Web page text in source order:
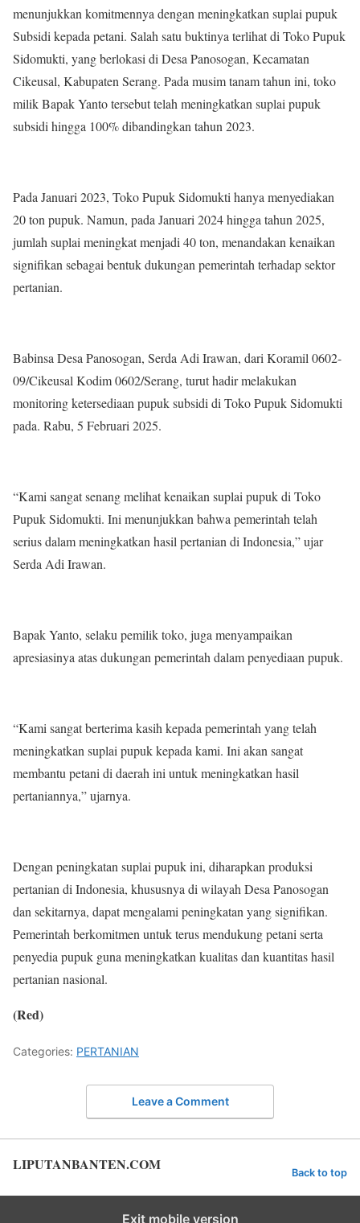
menunjukkan komitmennya dengan meningkatkan suplai pupuk
Subsidi kepada petani. Salah satu buktinya terlihat di Toko Pupuk
Sidomukti, yang berlokasi di Desa Panosogan, Kecamatan
Cikeusal, Kabupaten Serang. Pada musim tanam tahun ini, toko
milik Bapak Yanto tersebut telah meningkatkan suplai pupuk
subsidi hingga 100% dibandingkan tahun 2023.
Pada Januari 2023, Toko Pupuk Sidomukti hanya menyediakan
20 ton pupuk. Namun, pada Januari 2024 hingga tahun 2025,
jumlah suplai meningkat menjadi 40 ton, menandakan kenaikan
signifikan sebagai bentuk dukungan pemerintah terhadap sektor
pertanian.
Babinsa Desa Panosogan, Serda Adi Irawan, dari Koramil 0602-
09/Cikeusal Kodim 0602/Serang, turut hadir melakukan
monitoring ketersediaan pupuk subsidi di Toko Pupuk Sidomukti
pada. Rabu, 5 Februari 2025.
“Kami sangat senang melihat kenaikan suplai pupuk di Toko
Pupuk Sidomukti. Ini menunjukkan bahwa pemerintah telah
serius dalam meningkatkan hasil pertanian di Indonesia,” ujar
Serda Adi Irawan.
Bapak Yanto, selaku pemilik toko, juga menyampaikan
apresiasinya atas dukungan pemerintah dalam penyediaan pupuk.
“Kami sangat berterima kasih kepada pemerintah yang telah
meningkatkan suplai pupuk kepada kami. Ini akan sangat
membantu petani di daerah ini untuk meningkatkan hasil
pertaniannya,” ujarnya.
Dengan peningkatan suplai pupuk ini, diharapkan produksi
pertanian di Indonesia, khususnya di wilayah Desa Panosogan
dan sekitarnya, dapat mengalami peningkatan yang signifikan.
Pemerintah berkomitmen untuk terus mendukung petani serta
penyedia pupuk guna meningkatkan kualitas dan kuantitas hasil
pertanian nasional.
(Red)
Categories: PERTANIAN
Leave a Comment
LIPUTANBANTEN.COM Back to top
Exit mobile version